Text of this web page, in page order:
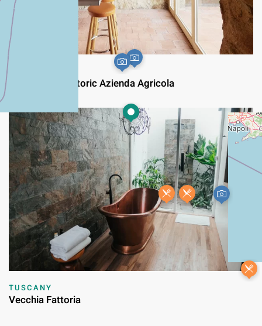
Remodeled Historic Azienda Agricola
TUSCANY
Vecchia Fattoria